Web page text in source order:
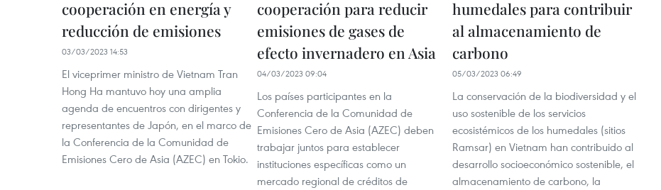
cooperación en energía y
reducción de emisiones
03/03/2023 14:53
El viceprimer ministro de Vietnam Tran
Hong Ha mantuvo hoy una amplia
agenda de encuentros con dirigentes y
representantes de Japón, en el marco de
la Conferencia de la Comunidad de
Emisiones Cero de Asia (AZEC) en Tokio.
cooperación para reducir
emisiones de gases de
efecto invernadero en Asia
04/03/2023 09:04
Los países participantes en la
Conferencia de la Comunidad de
Emisiones Cero de Asia (AZEC) deben
trabajar juntos para establecer
instituciones específicas como un
mercado regional de créditos de
humedales para contribuir
al almacenamiento de
carbono
05/03/2023 06:49
La conservación de la biodiversidad y el
uso sostenible de los servicios
ecosistémicos de los humedales (sitios
Ramsar) en Vietnam han contribuido al
desarrollo socioeconómico sostenible, el
almacenamiento de carbono, la